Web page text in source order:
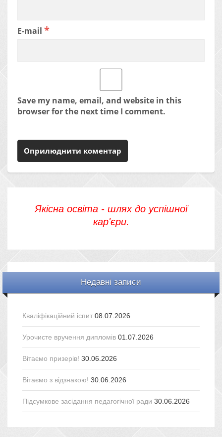
E-mail *
Save my name, email, and website in this
browser for the next time I comment.
Якісна освіта - шлях до успішної
кар'єри.
Недавні записи
Кваліфікаційний іспит 08.07.2026
Урочисте вручення дипломів 01.07.2026
Вітаємо призерів! 30.06.2026
Вітаємо з відзнакою! 30.06.2026
Підсумкове засідання педагогічної ради 30.06.2026